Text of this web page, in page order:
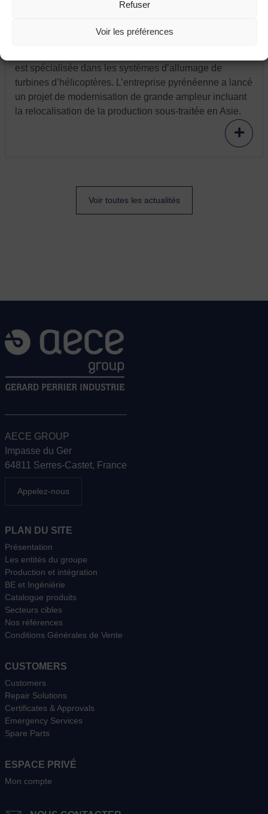
Refuser
Voir les préférences
est spécialisée dans les systèmes d’allumage de
turbines d’hélicoptères. L’entreprise pyrénéenne a lancé
un projet de modernisation de grande ampleur incluant
la relocalisation de la production sous-traitée en Asie.
Voir toutes les actualités
AECE GROUP
Impasse du Ger
64811 Serres-Castet, France
Appelez-nous
PLAN DU SITE
Présentation
Les entités du groupe
Production et intégration
BE et Ingéniérie
Catalogue produits
Secteurs cibles
Nos références
Conditions Générales de Vente
CUSTOMERS
Customers
Repair Solutions
Certificates & Approvals
Emergency Services
Spare Parts
ESPACE PRIVÉ
Mon compte